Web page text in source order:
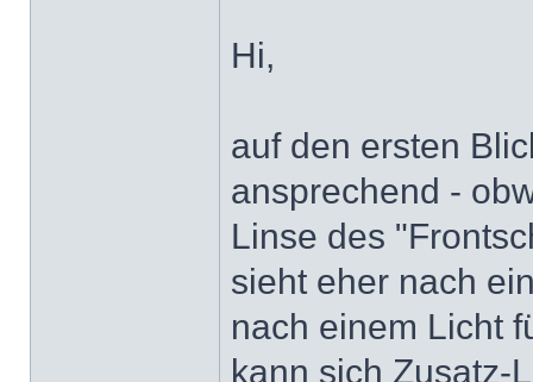
Hi,
auf den ersten
ansprechend -
Linse des
sieht eher nach
nach einem Licht
kann sich Zusatz-